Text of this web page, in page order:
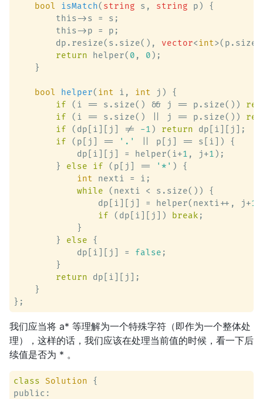
bool
isMatch( string s, string p)
{
        this->s = s;
        this->p = p;
        dp.resize(s.size(),
vector<int
return helper( 0 , 0 );
    }
bool helper( int i, int j)
{
if (i == s.size() && j == p.size())
if (i == s.size() || j == p.size())
if (dp[i][j] != -1 ) return dp[i][j];
if (p[j] == '.'
|| p[j] == s[i]) {
            dp[i][j] = helper(i+
1 , j+1 );
        }
else if (p[j] == '*' ) {
int nexti = i;
while (nexti < s.size()) {
                dp[i][j] = helper(nexti++, j+
1
if (dp[i][j]) break ;
            }
        }
else {
            dp[i][j] =
false ;
        }
return dp[i][j];
    }
我们应当将 a* 等理解为一个特殊字符（即作为一个整体处
理），这样的话，我们应该在处理当前值的时候，看一下后
续值是否为 * 。
class Solution {
public: